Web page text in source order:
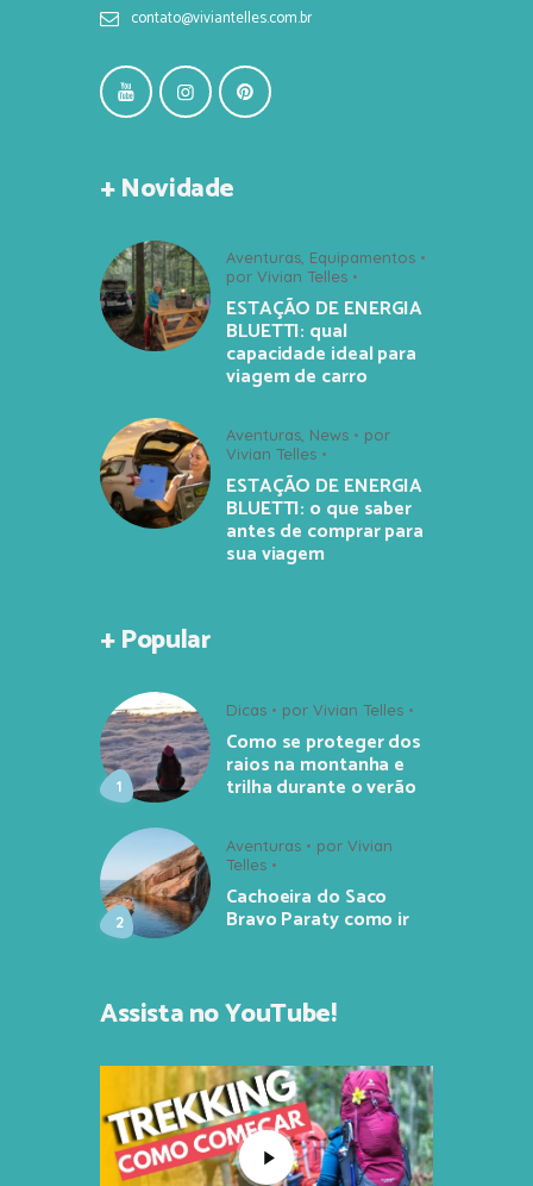
contato@viviantelles.com.br
+ Novidade
Aventuras Equipamentos
por Vivian Telles
ESTAÇÃO DE ENERGIA
BLUETTI: qual
capacidade ideal para
viagem de carro
Aventuras News
por
Vivian Telles
ESTAÇÃO DE ENERGIA
BLUETTI: o que saber
antes de comprar para
sua viagem
+ Popular
Dicas por Vivian Telles
Como se proteger dos
raios na montanha e
trilha durante o verão
Aventuras por Vivian
Telles
Cachoeira do Saco
Bravo Paraty como ir
Assista no YouTube!